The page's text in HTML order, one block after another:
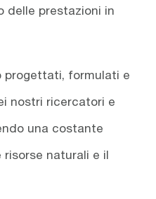
delle prestazioni in
formulati e
nostri ricercatori e
una costante
naturali e il